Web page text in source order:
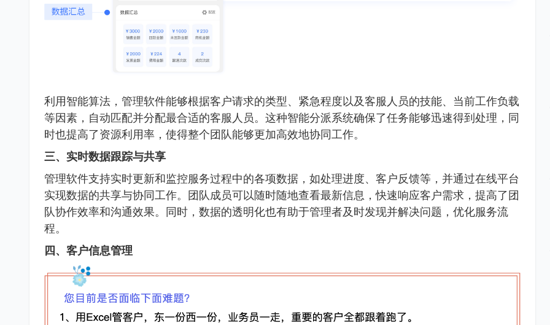
利用智能算法，管理软件能够根据客户请求的类型、紧急程度以及客服人员的技能、当前工作负载
等因素，自动匹配并分配最合适的客服人员。这种智能分派系统确保了任务能够迅速得到处理，同
时也提高了资源利用率，使得整个团队能够更加高效地协同工作。
三、实时数据跟踪与共享
管理软件支持实时更新和监控服务过程中的各项数据，如处理进度、客户反馈等，并通过在线平台
实现数据的共享与协同工作。团队成员可以随时随地查看最新信息，快速响应客户需求，提高了团
队协作效率和沟通效果。同时，数据的透明化也有助于管理者及时发现并解决问题，优化服务流
程。
四、客户信息管理